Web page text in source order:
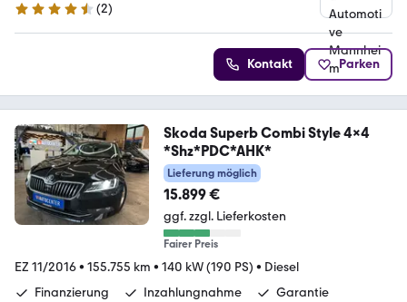
4.7 Sterne
(2)
Kontakt Parken
Skoda Superb Combi Style 4x4
*Shz*PDC*AHK*
Lieferung möglich
15.899 €
ggf. zzgl. Lieferkosten
Fairer Preis
EZ 11/2016• 155.755 km • 140 kW (190 PS) • Diesel
Finanzierung
Inzahlungnahme Garantie